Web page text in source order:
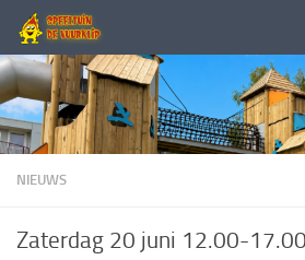
Doorgaan naar inhoud
NIEUWS
Zaterdag 20 juni 12.00-